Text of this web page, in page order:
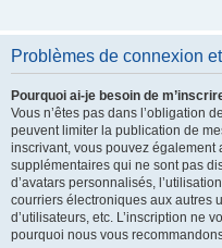
Problèmes de connexion
Pourquoi ai-je besoin de
Vous n’êtes pas dans l’obligation
peuvent limiter la publication de
inscrivant, vous pouvez
supplémentaires qui ne sont pas
d’avatars personnalisés,
courriers électroniques aux autres
d’utilisateurs, etc. L’inscription ne
pourquoi nous vous